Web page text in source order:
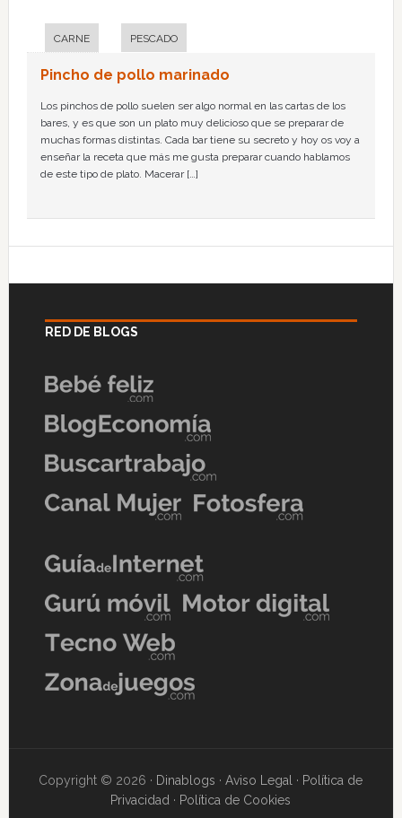
CARNE PESCADO
Pincho de pollo marinado
Los pinchos de pollo suelen ser algo normal en las cartas de los
bares, y es que son un plato muy delicioso que se preparar de
muchas formas distintas. Cada bar tiene su secreto y hoy os voy a
enseñar la receta que más me gusta preparar cuando hablamos
de este tipo de plato. Macerar […]
RED DE BLOGS
Copyright © 2026 · Dinablogs ·Aviso Legal · Política de
Privacidad · Política de Cookies